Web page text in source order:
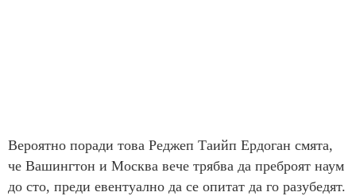
Вероятно поради това Реджеп Таийп Ердоган смята,
че Вашингтон и Москва вече трябва да преброят наум
до сто, преди евентуално да се опитат да го разубедят.